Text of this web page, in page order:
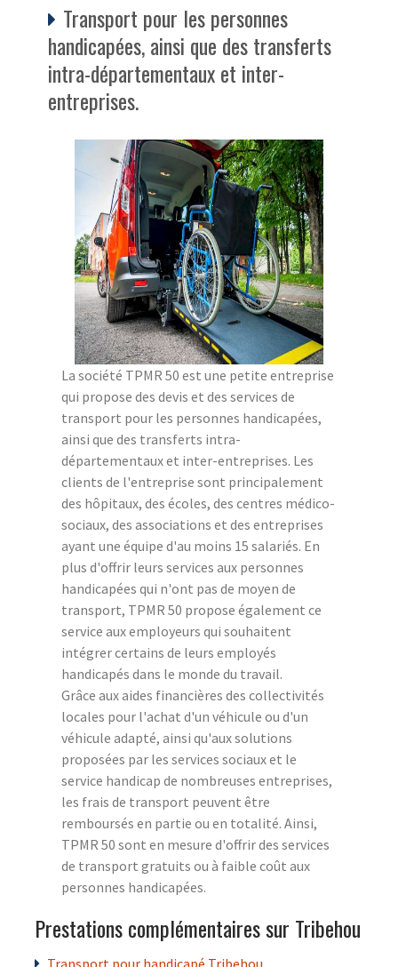
Transport pour les personnes
handicapées, ainsi que des transferts
intra-départementaux et inter-
entreprises.
La société TPMR 50 est une petite entreprise
qui propose des devis et des services de
transport pour les personnes handicapées,
ainsi que des transferts intra-
départementaux et inter-entreprises. Les
clients de l'entreprise sont principalement
des hôpitaux, des écoles, des centres médico-
sociaux, des associations et des entreprises
ayant une équipe d'au moins 15 salariés. En
plus d'offrir leurs services aux personnes
handicapées qui n'ont pas de moyen de
transport, TPMR 50 propose également ce
service aux employeurs qui souhaitent
intégrer certains de leurs employés
handicapés dans le monde du travail.
Grâce aux aides financières des collectivités
locales pour l'achat d'un véhicule ou d'un
véhicule adapté, ainsi qu'aux solutions
proposées par les services sociaux et le
service handicap de nombreuses entreprises,
les frais de transport peuvent être
remboursés en partie ou en totalité. Ainsi,
TPMR 50 sont en mesure d'offrir des services
de transport gratuits ou à faible coût aux
personnes handicapées.
Prestations complémentaires sur Tribehou
Transport pour handicapé Tribehou